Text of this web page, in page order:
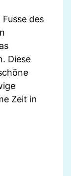
des
Diese
Zeit in